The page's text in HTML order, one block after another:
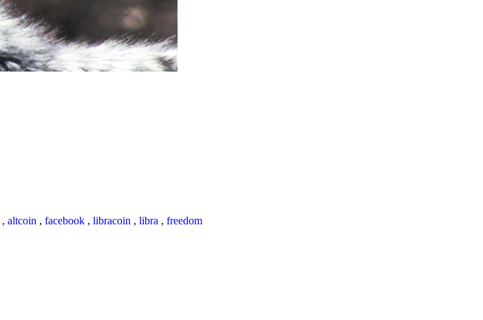
, altcoin , facebook , libracoin , libra , freedom